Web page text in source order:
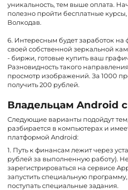
уникальность, тем выше оплата.
полезно пройти бесплатные
Волкодав.
6. Интересным будет заработок на
своей собственной зеркальной
- биржи, готовые купить ваш
Разновидность такого
просмотр изображений. За 1000
получить 200 рублей.
Владельцам Android
Следующие варианты подойдут
разбирается в компьютерах и
платформой Android:
1. Путь к финансам лежит через
рублей за выполненную работу).
зарегистрироваться на сервисе
запустить специальную
поступать специальные задания.